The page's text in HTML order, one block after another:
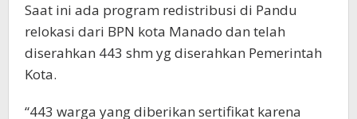
Saat ini ada program redistribusi di Pandu
relokasi dari BPN kota Manado dan telah
diserahkan 443 shm yg diserahkan Pemerintah
Kota.
“443 warga yang diberikan sertifikat karena